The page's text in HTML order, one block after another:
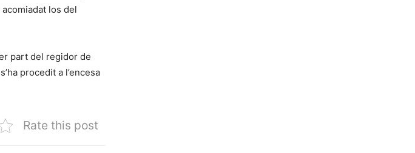
acomiadat los del
part del regidor de
procedit a l’encesa
Rate this post